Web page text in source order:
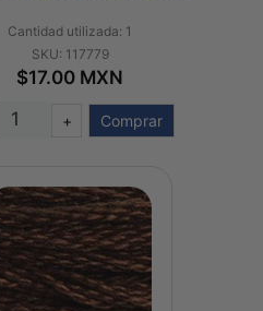
Cantidad utilizada: 1
SKU: 117779
$17.00 MXN
+ Comprar